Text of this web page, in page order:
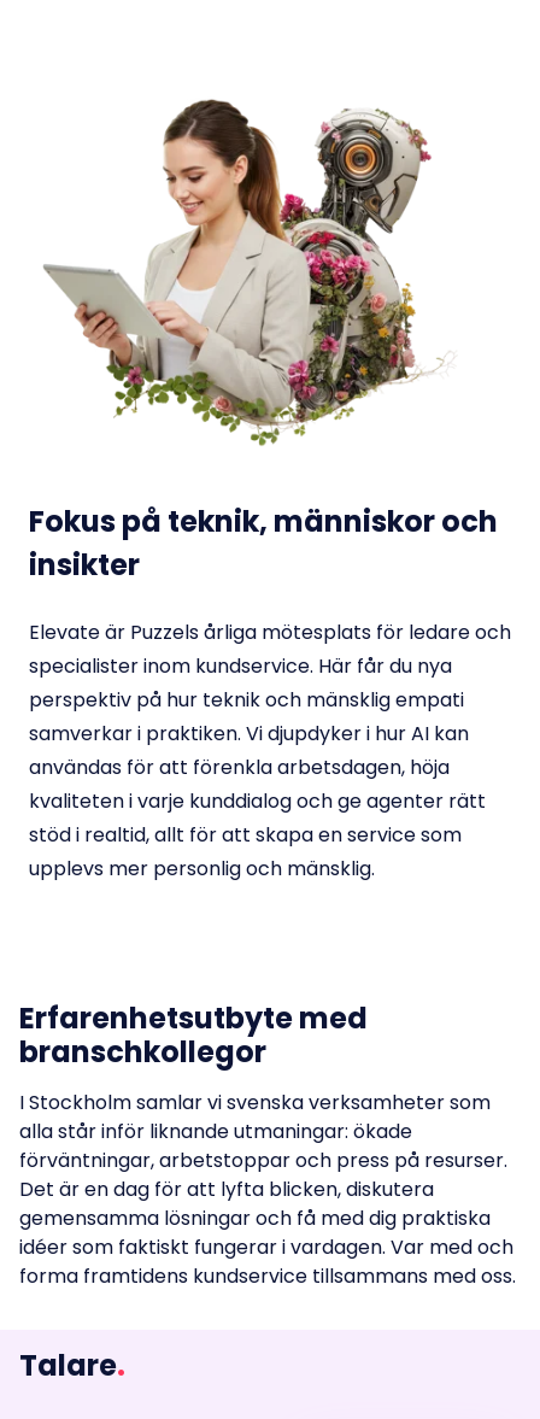
Fokus på teknik, människor och
insikter
Elevate är Puzzels årliga mötesplats för ledare och
specialister inom kundservice. Här får du nya
perspektiv på hur teknik och mänsklig empati
samverkar i praktiken. Vi djupdyker i hur AI kan
användas för att förenkla arbetsdagen, höja
kvaliteten i varje kunddialog och ge agenter rätt
stöd i realtid, allt för att skapa en service som
upplevs mer personlig och mänsklig.
Erfarenhetsutbyte med
branschkollegor
I Stockholm samlar vi svenska verksamheter som
alla står inför liknande utmaningar: ökade
förväntningar, arbetstoppar och press på resurser.
Det är en dag för att lyfta blicken, diskutera
gemensamma lösningar och få med dig praktiska
idéer som faktiskt fungerar i vardagen. Var med och
forma framtidens kundservice tillsammans med oss.
Talare.